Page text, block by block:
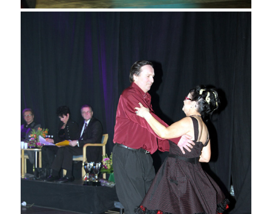
Aulis Kulmuni ja Alli Pirttimaa